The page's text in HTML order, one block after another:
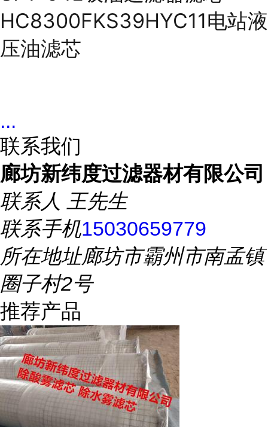
HC8300FKS39HYC11电站液
压油滤芯
...
联系我们
廊坊新纬度过滤器材有限公司
联系人 王先生
联系手机15030659779
所在地址廊坊市霸州市南孟镇
圈子村2号
推荐产品